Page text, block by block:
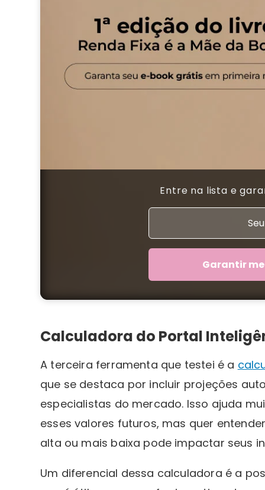
Entre na lista e
Garantir
Calculadora do Portal
A terceira ferramenta que testei é a
que se destaca por incluir projeções
especialistas do mercado. Isso ajuda
esses valores futuros, mas quer
alta ou mais baixa pode impactar seus
Um diferencial dessa calculadora é a